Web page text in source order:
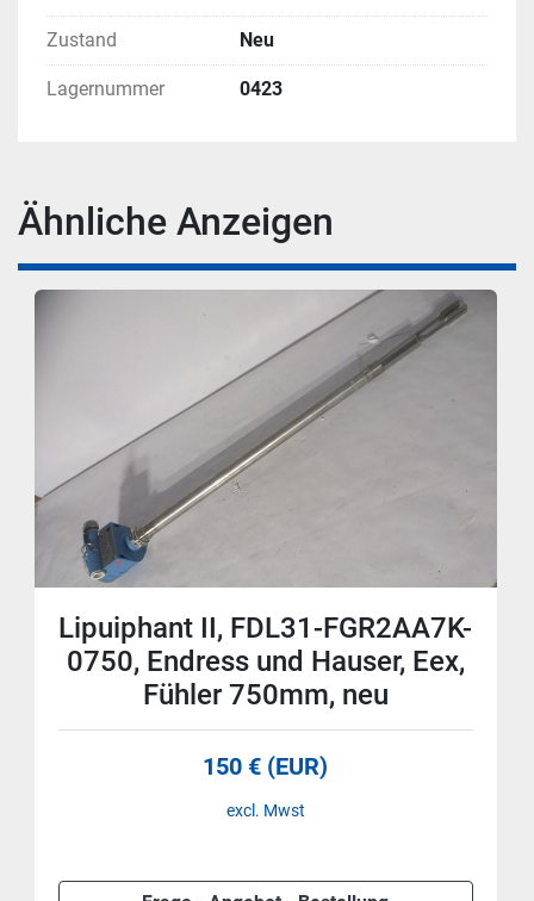
Zustand Neu
Lagernummer 0423
Ähnliche Anzeigen
Lipuiphant II, FDL31-FGR2AA7K-
0750, Endress und Hauser, Eex,
Fühler 750mm, neu
150 € (EUR)
excl. Mwst